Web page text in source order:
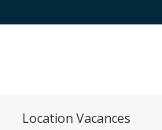
Location Vacances